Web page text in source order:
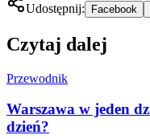
Udostępnij: Facebook
Czytaj dalej
Przewodnik
Warszawa w jeden
dzień?